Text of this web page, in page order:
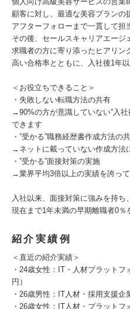
顧客に対し、最適な美容プランの
アフターフォローまで一貫して担
その後、セールスキャリアエージ
求職者の方に寄り添ったヒアリン
高い合格率とともに、入社後1年
＜お役立ちできること＞
・失敗しない転職方法の共有
→90%の方が意識していない”入社
できます
・”受かる”職務経歴書作成方法の
→ネットに載っていない作成方法
・”受かる”面接対策の実施
→業界平均3倍以上の実績を誇っ
入社以来、面接対策に強みを持ち
現在まで1年未満の早期離職者0％
紹介実績例
＜直近の紹介実績＞
・24歳女性：IT・人材プラット
円）
・26歳男性：IT人材・採用支援
・26歳女性：IT人材・プラット